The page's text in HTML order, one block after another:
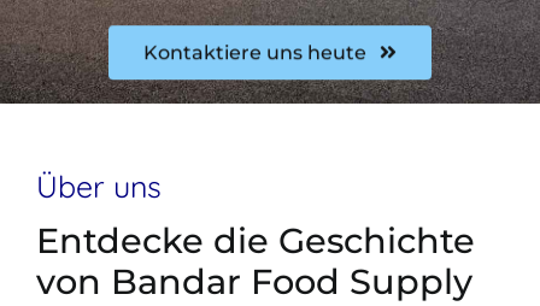
Kontaktiere uns heute
Über uns
Entdecke die Geschichte
von Bandar Food Supply